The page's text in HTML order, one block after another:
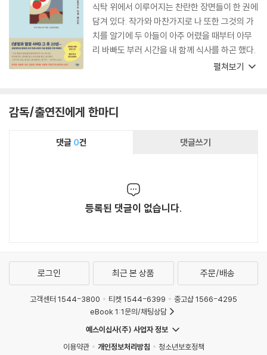
식탁 위에서 이루어지는 찬란한 장면들이 한 권에
담겨 있다. 작가와 마찬가지로 나 또한 그것의 가
치를 알기에 두 아들이 아주 어렸을 때부터 아무
리 바빠도 부러 시간을 내 함께 식사를 하곤 했다.
아마 우린 요리를 통해 삶의 지속성을 어렴풋이
정에 찬사를 보내며 모든 이에게 전가의 오렌지
소금 같은 책이 되길 소망한다.
펼쳐보기
감독/출연진에게 한마디
댓글 0건 댓글쓰기
등록된 댓글이 없습니다.
로그인 최근 본 상품 주문/배송
고객센터 1544-3800 티켓 1544-6399
중고샵 1566-4295
eBook 1:1문의/채팅상담
예스이십사(주) 사업자 정보
이용약관
개인정보처리방침
청소년보호정책